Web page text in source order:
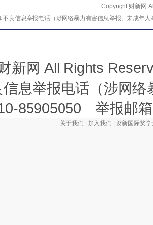
Copyright 财新网
不良信息举报电话（涉网络暴力有害信息举报、未成
新网 All Rights
息举报电话（涉网
85905050 举报邮
关于我们 加入我们 财新国际奖学